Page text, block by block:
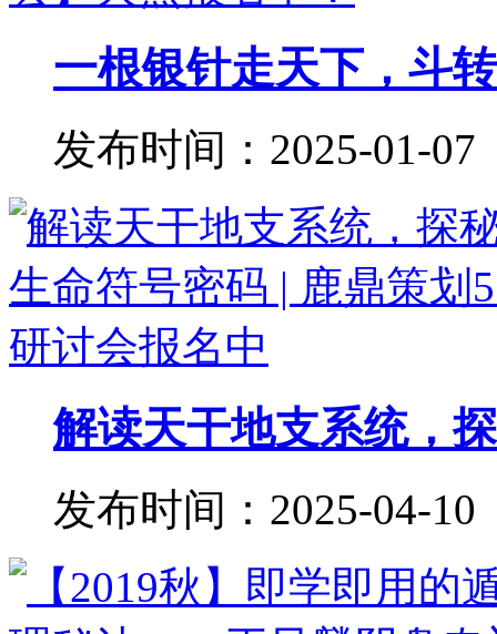
一根银针走天下，斗
发布时间：2025-01-07
解读天干地支系统，
发布时间：2025-04-10